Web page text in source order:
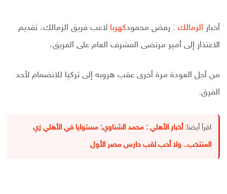
أخبار الزمالك : رفض محمودكهربا لاعب فريق الزمالك، تقديم
الاعتذار إلى أمير مرتضى المشرف العام على الفريق،
من أجل العودة مرة أخرى عقب هروبه إلى تركيا للانضمام لأحد
الفرق.
اقرأ أيضا: أخبار الأهلي : محمد الشناوي: مستوايا في الأهلي زي
المنتخب.. ولا أحب لقب حارس مصر الأول